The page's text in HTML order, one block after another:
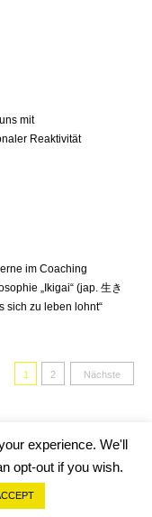
mit
Reaktivität
im Coaching
„Ikigai“ (jap. 生き
sich zu leben lohnt“
Beiträge
1 2 Nächste
experience. We'll
opt-out if you wish.